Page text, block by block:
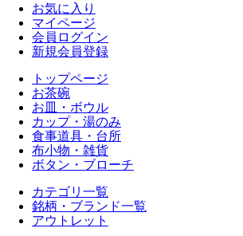
お気に入り
マイページ
会員ログイン
新規会員登録
トップページ
お茶碗
お皿・ボウル
カップ・湯のみ
食事道具・台所
布小物・雑貨
ボタン・ブローチ
カテゴリ一覧
銘柄・ブランド一覧
アウトレット